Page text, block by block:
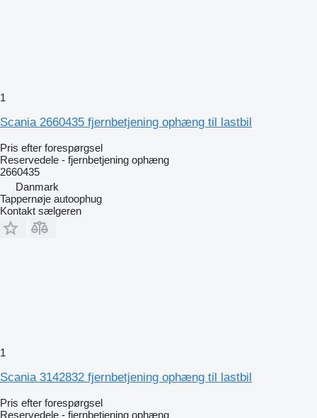
1
Scania 2660435 fjernbetjening ophæng til lastbil
Pris efter forespørgsel
Reservedele - fjernbetjening ophæng
2660435
Danmark
Tappernøje autoophug
Kontakt sælgeren
1
Scania 3142832 fjernbetjening ophæng til lastbil
Pris efter forespørgsel
Reservedele - fjernbetjening ophæng